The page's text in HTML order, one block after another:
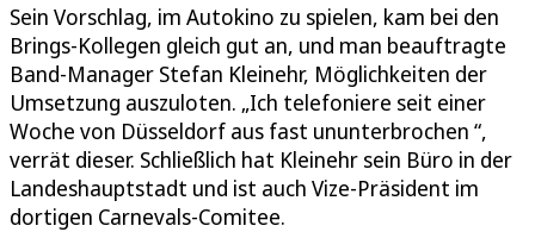
Sein Vorschlag, im Autokino zu spielen, kam bei den
Brings-Kollegen gleich gut an, und man beauftragte
Band-Manager Stefan Kleinehr, Möglichkeiten der
Umsetzung auszuloten. „Ich telefoniere seit einer
Woche von Düsseldorf aus fast ununterbrochen “,
verrät dieser. Schließlich hat Kleinehr sein Büro in der
Landeshauptstadt und ist auch Vize-Präsident im
dortigen Carnevals-Comitee.